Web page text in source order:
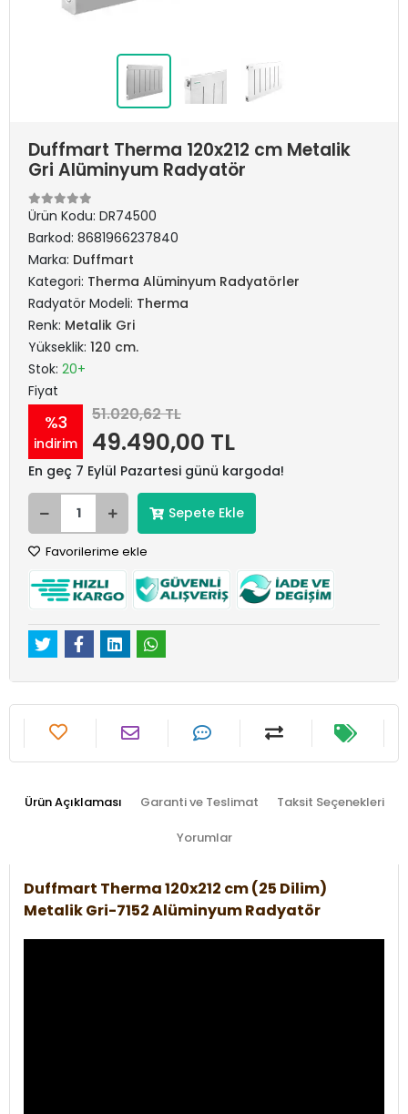
Duffmart Therma 120x212 cm Metalik
Gri Alüminyum Radyatör
Ürün Kodu: DR74500
Barkod: 8681966237840
Marka: Duffmart
Kategori: Therma Alüminyum Radyatörler
Radyatör Modeli: Therma
Renk: Metalik Gri
Yükseklik: 120 cm.
Stok: 20+
Fiyat
%3
indirim
51.020,62 TL
49.490,00 TL
En geç 7 Eylül Pazartesi günü kargoda!
Sepete Ekle
Favorilerime ekle
Ürün Açıklaması Garanti ve Teslimat Taksit Seçenekleri
Yorumlar
Duffmart Therma 120x212 cm (25 Dilim)
Metalik Gri-7152 Alüminyum Radyatör